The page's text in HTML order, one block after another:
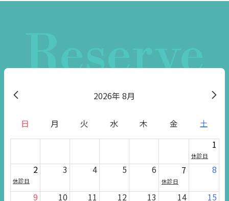
Reserve
2026 8月
日 月 火 水 木 金
土
1
休診日
2
休診日
3 4 5 6 7
休診日
8
9 10 11 12 13 14 15